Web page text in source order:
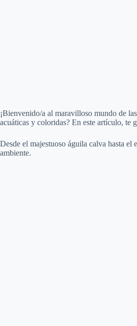
¡Bienvenido/a al maravilloso mundo de
acuáticas y coloridas? En este artículo, te
Desde el majestuoso águila calva hasta
ambiente.